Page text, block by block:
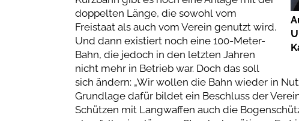
doppelten Länge, die sowohl vom
Freistaat als auch vom Verein genutzt wird.
Und dann existiert noch eine 100-Meter-
Bahn, die jedoch in den letzten Jahren
nicht mehr in Betrieb war. Doch das soll
sich ändern: „Wir wollen die Bahn wieder in
Grundlage dafür bildet ein Beschluss der
Schützen mit Langwaffen auch die